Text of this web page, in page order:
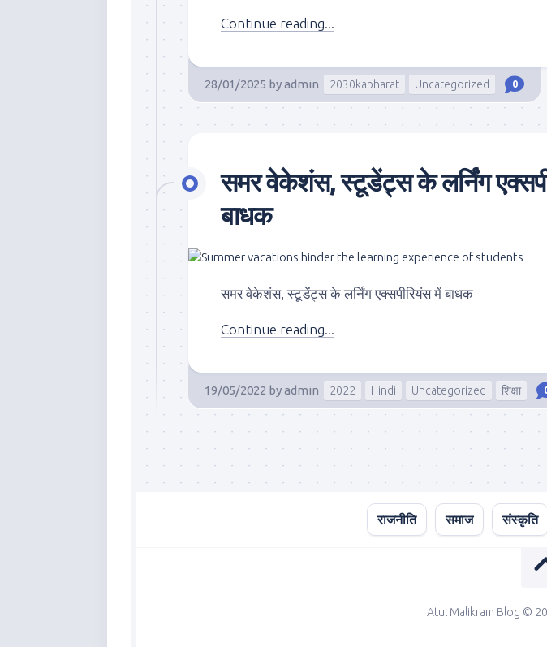
Continue reading...
28/01/2025 byadmin 2030kabharat Uncategorized 0
समर वेकेशंस, स्टूडेंट्स के लर्निंग
बाधक
समर वेकेशंस, स्टूडेंट्स के लर्निंग एक्सपीरियंस में बाधक
Continue reading...
19/05/2022 byadmin 2022 Hindi Uncategorized शिक्षा
राजनीति समाज संस्कृति
Atul Malikram Blog ©